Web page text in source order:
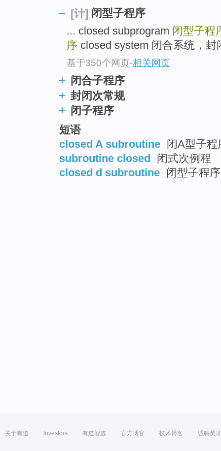
[计] 闭型子程序
... closed subprogram 闭型子程
序 closed system 闭合系统，
基于350个网页-相关网页
闭合子程序
封闭次常规
闭子程序
短语
closed A subroutine 闭A型子程
subroutine closed 闭式次例程
closed d subroutine 闭型子程序
关于有道 Investors 有道智选 官方博客 技术博客 诚聘英才